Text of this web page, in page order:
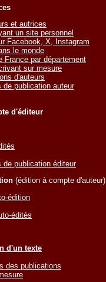
et autrices
un site personnel
Facebook, X, Instagram
le monde
France par département
sur mesure
d'auteurs
de publication auteur
d'éditeur
de publication éditeur
(édition à compte d'auteur)
édition
édités
d'un texte
des publications